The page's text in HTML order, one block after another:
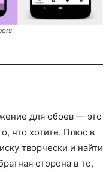
для обоев — это
что хотите. Плюс в
творчески и найти
сторона в то,